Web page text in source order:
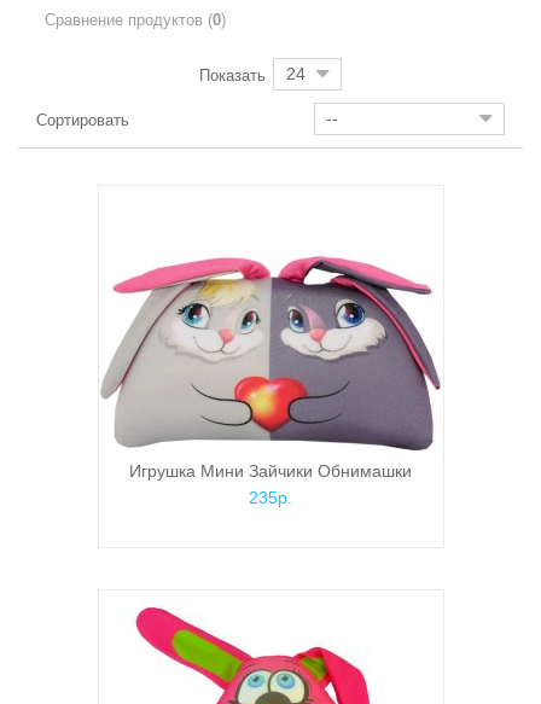
Сравнение продуктов (0)
Показать 24
Сортировать --
Игрушка Мини Зайчики Обнимашки
235р.